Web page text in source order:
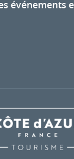
événements